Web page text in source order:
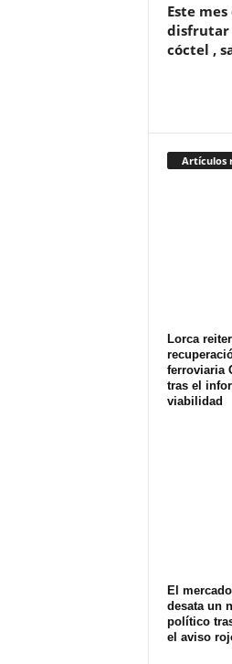
Este
disfrutar
cóctel ,
Artículos
Lorca
ferroviaria
tras el
viabilidad
El
desata un
político
el aviso